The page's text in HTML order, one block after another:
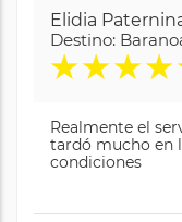
Elidia
Destino:
★★★★
Realmente el
tardó mucho en
condiciones